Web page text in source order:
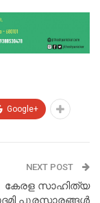
Google+
NEXT POST
കേരള സാഹിത്യ
പുരസ്കാരങ്ങൾ